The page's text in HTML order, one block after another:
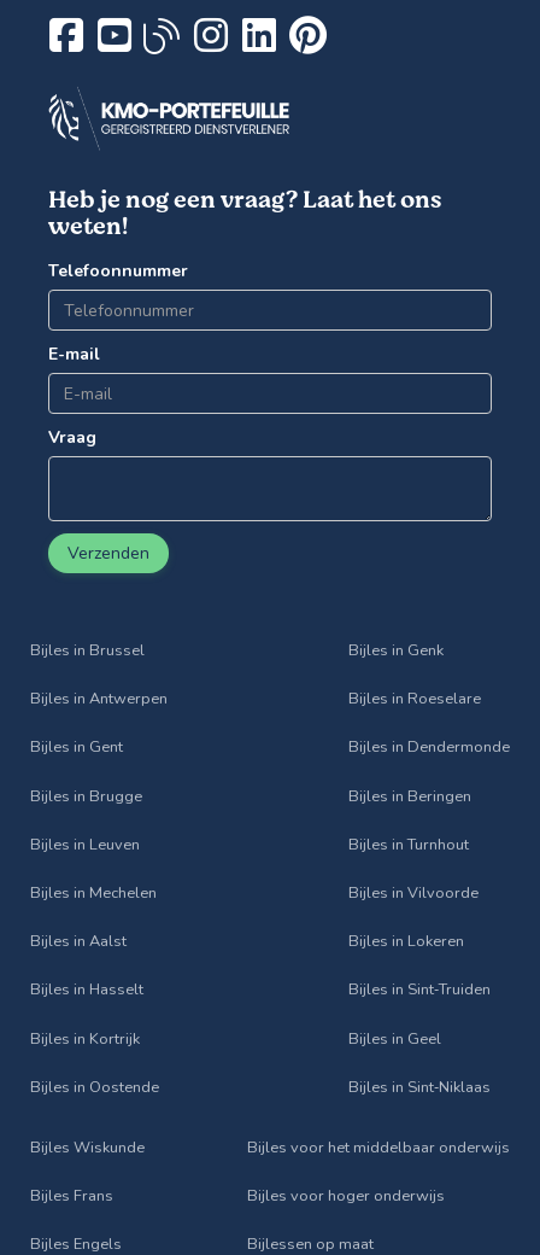
Heb je nog een vraag? Laat het ons
weten!
Telefoonnummer
E-mail
Vraag
Verzenden
Bijles in Brussel
Bijles in Antwerpen
Bijles in Gent
Bijles in Brugge
Bijles in Leuven
Bijles in Mechelen
Bijles in Aalst
Bijles in Hasselt
Bijles in Kortrijk
Bijles in Oostende
Bijles in Genk
Bijles in Roeselare
Bijles in Dendermonde
Bijles in Beringen
Bijles in Turnhout
Bijles in Vilvoorde
Bijles in Lokeren
Bijles in Sint‑Truiden
Bijles in Geel
Bijles in Sint‑Niklaas
Bijles Wiskunde
Bijles Frans
Bijles Engels
Bijles voor het middelbaar onderwijs
Bijles voor hoger onderwijs
Bijlessen op maat